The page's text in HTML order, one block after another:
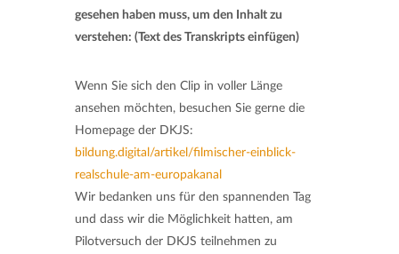
gesehen haben muss, um den Inhalt zu
verstehen: (Text des Transkripts einfügen)
Wenn Sie sich den Clip in voller Länge
ansehen möchten, besuchen Sie gerne die
Homepage der DKJS:
bildung.digital/artikel/filmischer-einblick-
realschule-am-europakanal
Wir bedanken uns für den spannenden Tag
und dass wir die Möglichkeit hatten, am
Pilotversuch der DKJS teilnehmen zu